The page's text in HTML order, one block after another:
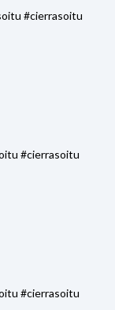
#cierrasoitu
#cierrasoitu
#cierrasoitu